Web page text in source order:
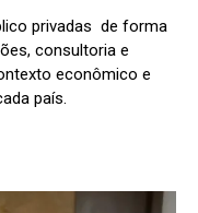
privadas de forma
consultoria e
econômico e
país.